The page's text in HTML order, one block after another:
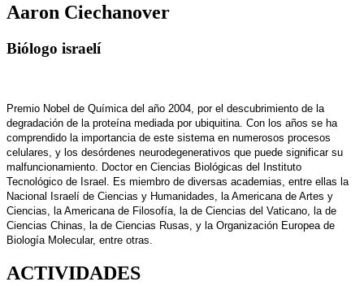
Aaron Ciechanover
Biólogo israelí
Premio Nobel de Química del año 2004, por el descubrimiento de la
degradación de la proteína mediada por ubiquitina. Con los años se ha
comprendido la importancia de este sistema en numerosos procesos
celulares, y los desórdenes neurodegenerativos que puede significar su
malfuncionamiento. Doctor en Ciencias Biológicas del Instituto
Tecnológico de Israel. Es miembro de diversas academias, entre ellas la
Nacional Israelí de Ciencias y Humanidades, la Americana de Artes y
Ciencias, la Americana de Filosofía, la de Ciencias del Vaticano, la de
Ciencias Chinas, la de Ciencias Rusas, y la Organización Europea de
Biología Molecular, entre otras.
ACTIVIDADES